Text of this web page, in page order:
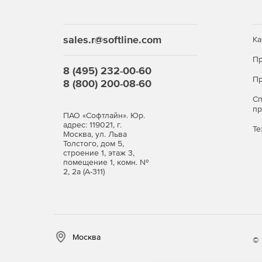
sales.r@softline.com
8 (495) 232-00-60
8 (800) 200-08-60
ПАО «Софтлайн». Юр.
адрес: 119021, г.
Москва, ул. Льва
Толстого, дом 5,
строение 1, этаж 3,
помещение 1, комн. №
2, 2а (А-311)
Москва ©